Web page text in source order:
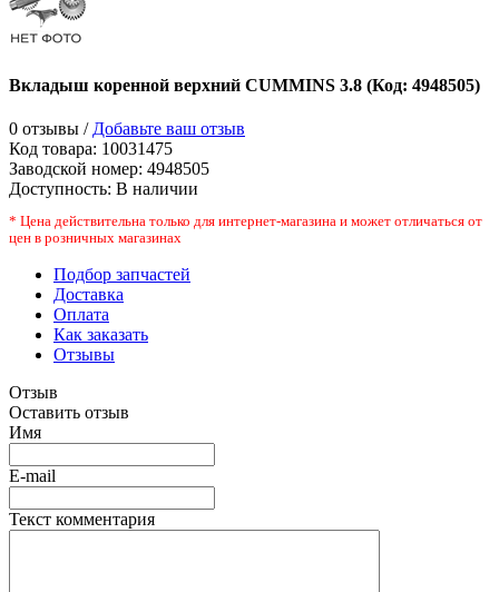
Вкладыш коренной верхний CUMMINS 3.8 (Код: 4948505)
0 отзывы / Добавьте ваш отзыв
Код товара: 10031475
Заводской номер: 4948505
Доступность: В наличии
* Цена действительна только для интернет-магазина и может отличаться от
цен в розничных магазинах
Подбор запчастей
Доставка
Оплата
Как заказать
Отзывы
Отзыв
Оставить отзыв
Имя
E-mail
Текст комментария